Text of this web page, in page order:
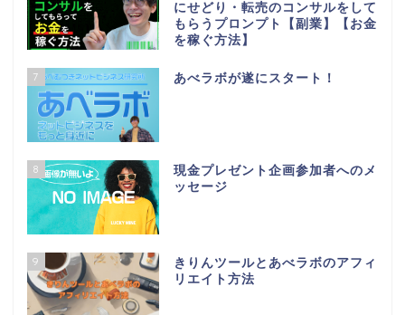
にせどり・転売のコンサルをして
もらうプロンプト【副業】【お金
を稼ぐ方法】
7 あべラボが遂にスタート！
8
現金プレゼント企画参加者へのメ
ッセージ
9
きりんツールとあべラボのアフィ
リエイト方法